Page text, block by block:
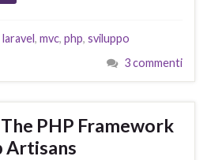
laravel, mvc, php, sviluppo
3 commenti
PHP Framework
Artisans